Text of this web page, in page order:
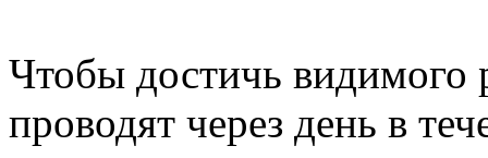
Чтобы достичь видимого
проводят через день в